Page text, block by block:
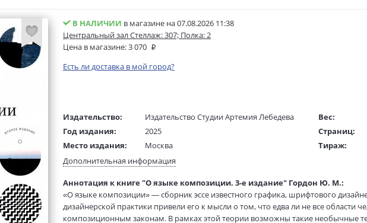
В НАЛИЧИИ в магазине на 07.08.2026 11:38
Центральный зал Стеллаж: 307; Полка: 2
Цена в магазине:3 070
Есть ли доставка в мой город?
Издательство:
Издательство Студии Артемия Лебедева
Год издания:
2025
Место издания:
Москва
Возраст:
16+
Редактор/
составитель:
Андреева К.
Тип обложки:
Твердый переплет
Вес:
Страниц:
Тираж:
ISBN:
В продаже
Дополнительная информация
Аннотация к книге "О языке композиции. 3-е издание" Гордон Ю. М.:
«О языке композиции» — сборник эссе известного графика, шрифтового
дизайнерской практики привели его к мысли о том, что едва ли не все области
композиционным законам. В рамках этой теории возможны такие необычные